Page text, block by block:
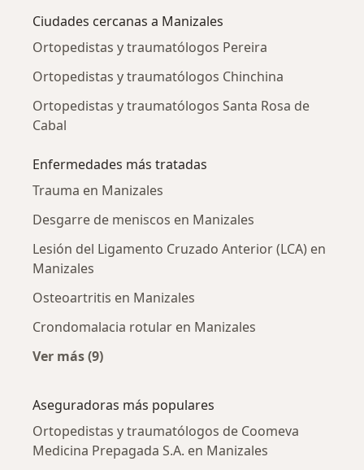
Ciudades cercanas a Manizales
Ortopedistas y traumatólogos Pereira
Ortopedistas y traumatólogos Chinchina
Ortopedistas y traumatólogos Santa Rosa de
Cabal
Enfermedades más tratadas
Trauma en Manizales
Desgarre de meniscos en Manizales
Lesión del Ligamento Cruzado Anterior (LCA) en
Manizales
Osteoartritis en Manizales
Crondomalacia rotular en Manizales
Ver más (9)
Aseguradoras más populares
Ortopedistas y traumatólogos de Coomeva
Medicina Prepagada S.A. en Manizales